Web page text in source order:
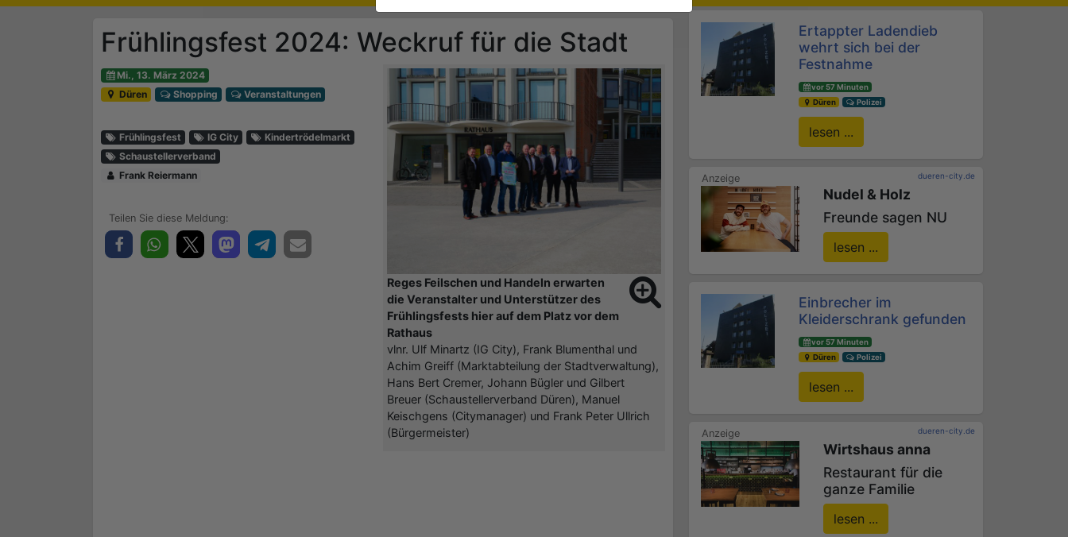
Frühlingsfest 2024: Weckruf für die Stadt
Reges Feilschen und Handeln erwarten
die Veranstalter und Unterstützer des
Frühlingsfests hier auf dem Platz vor dem
Rathaus
vlnr. Ulf Minartz (IG City), Frank Blumenthal und
Achim Greiff (Marktabteilung der Stadtverwaltung),
Hans Bert Cremer, Johann Bügler und Gilbert
Breuer (Schaustellerverband Düren), Manuel
Keischgens (Citymanager) und Frank Peter Ullrich
(Bürgermeister)
Mi., 13. März 2024
Düren
Shopping Veranstaltungen
Frühlingsfest IG City
Kindertrödelmarkt
Schaustellerverband
Frank Reiermann
Ertappter Ladendieb
wehrt sich bei der
Festnahme
vor 57 Minuten
Düren
Polizei
lesen ...
dueren-city.de
Nudel & Holz
Freunde sagen NU
lesen ...
Einbrecher im
Kleiderschrank gefunden
vor 57 Minuten
Düren
Polizei
lesen ...
dueren-city.de
Wirtshaus anna
Restaurant für die
ganze Familie
lesen ...